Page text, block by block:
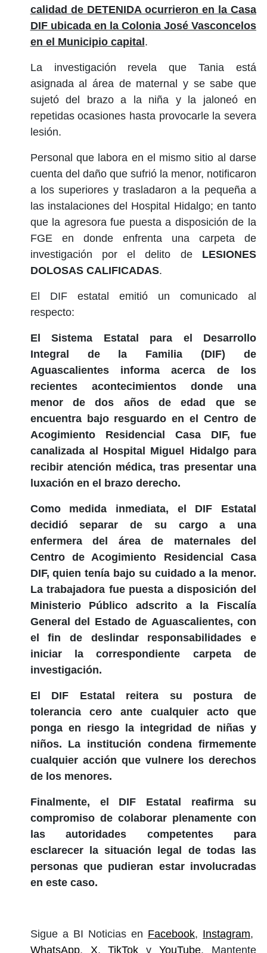
calidad de DETENIDA ocurrieron en la Casa
DIF ubicada en la Colonia José Vasconcelos
en el Municipio capital.
La investigación revela que Tania está
asignada al área de maternal y se sabe que
sujetó del brazo a la niña y la jaloneó en
repetidas ocasiones hasta provocarle la severa
lesión.
Personal que labora en el mismo sitio al darse
cuenta del daño que sufrió la menor, notificaron
a los superiores y trasladaron a la pequeña a
las instalaciones del Hospital Hidalgo; en tanto
que la agresora fue puesta a disposición de la
FGE en donde enfrenta una carpeta de
investigación por el delito de LESIONES
DOLOSAS CALIFICADAS.
El DIF estatal emitió un comunicado al
respecto:
El Sistema Estatal para el Desarrollo
Integral de la Familia (DIF) de
Aguascalientes informa acerca de los
recientes acontecimientos donde una
menor de dos años de edad que se
encuentra bajo resguardo en el Centro de
Acogimiento Residencial Casa DIF, fue
canalizada al Hospital Miguel Hidalgo para
recibir atención médica, tras presentar una
luxación en el brazo derecho.
Como medida inmediata, el DIF Estatal
decidió separar de su cargo a una
enfermera del área de maternales del
Centro de Acogimiento Residencial Casa
DIF, quien tenía bajo su cuidado a la menor.
La trabajadora fue puesta a disposición del
Ministerio Público adscrito a la Fiscalía
General del Estado de Aguascalientes, con
el fin de deslindar responsabilidades e
iniciar la correspondiente carpeta de
investigación.
El DIF Estatal reitera su postura de
tolerancia cero ante cualquier acto que
ponga en riesgo la integridad de niñas y
niños. La institución condena firmemente
cualquier acción que vulnere los derechos
de los menores.
Finalmente, el DIF Estatal reafirma su
compromiso de colaborar plenamente con
las autoridades competentes para
esclarecer la situación legal de todas las
personas que pudieran estar involucradas
en este caso.
Sigue a BI Noticias en Facebook, Instagram,
WhatsApp, X,TikTok yYouTube. Mantente